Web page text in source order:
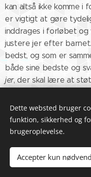
kan altså ikke komme i
er vigtigt at gøre
inddrages i forløbet
justere jer efter
bedst, og som er
både sine bedste og
jer, der skal lære at
Dette websted bruger
funktion, sikkerhed og
brugeroplevelse.
Accepter kun